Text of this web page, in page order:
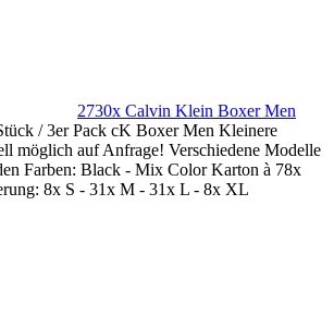
2730x Calvin Klein Boxer Men
/ 3er Pack cK Boxer Men Kleinere
möglich auf Anfrage! Verschiedene Modelle
Farben: Black - Mix Color Karton à 78x
8x S - 31x M - 31x L - 8x XL